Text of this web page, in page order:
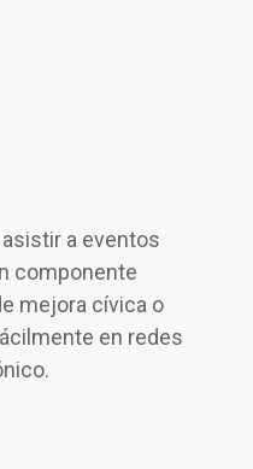
a eventos
componente
mejora cívica o
en redes